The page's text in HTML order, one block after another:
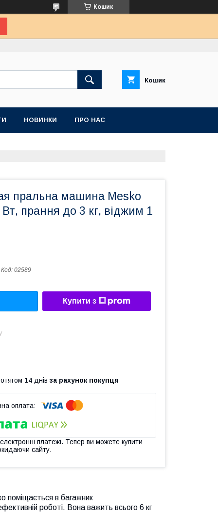
Кошик
Кошик
НОВИНКИ ПРО НАС
пральна машина Mesko
прання до 3 кг, віджим 1
Код: 02589
Купити з
14 днів за рахунок покупця
платежі. Тепер ви можете купити
сайту.
поміщається в багажник
роботі. Вона важить всього 6 кг